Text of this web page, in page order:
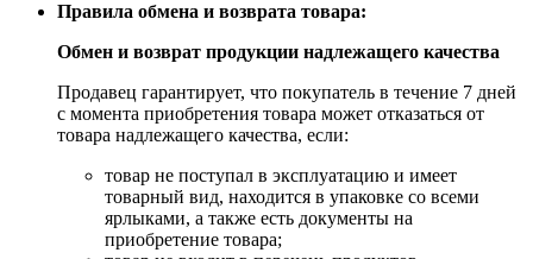
Правила обмена и возврата товара:
Обмен и возврат продукции надлежащего качества
Продавец гарантирует, что покупатель в течение 7 дней
с момента приобретения товара может отказаться от
товара надлежащего качества, если:
товар не поступал в эксплуатацию и имеет
товарный вид, находится в упаковке со всеми
ярлыками, а также есть документы на
приобретение товара;